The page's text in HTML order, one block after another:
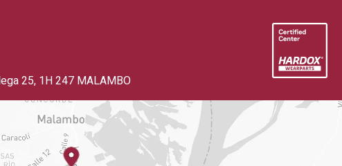
25, 1H 247 MALAMBO